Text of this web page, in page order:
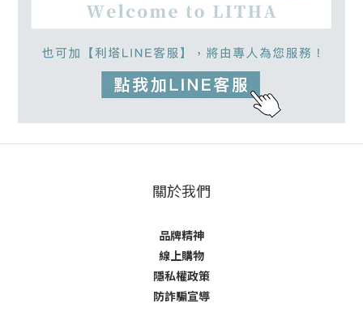
關於我們
品牌精神
線上購物
隱私權政策
防詐騙宣導